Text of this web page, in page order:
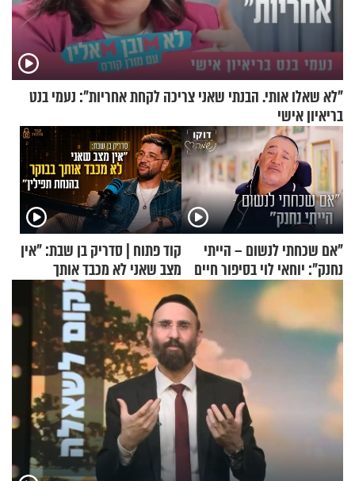
"לא שאלו אותי. הבנתי שאני צריכה לקחת אחריות": נעמי בנט
בריאיון אישי
"אם שכחתי לנשום – הייתי
נחנק": יוחאי לוי בסיפור חיים
מעורר השראה
קוד פתוח | סדריק בן שבת: "אין
מצב שאני לא מכבד אותך
בבוקר בהנחת תפילין"